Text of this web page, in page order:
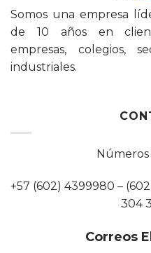
Somos una empresa
de 10 años en
empresas, colegios,
industriales.
+57 (602) 4399980 –
304
Correos